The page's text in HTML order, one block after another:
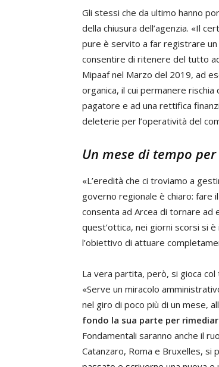
Gli stessi che da ultimo hanno
della chiusura dell’agenzia. «Il
pure è servito a far registrare
consentire di ritenere del tutto
Mipaaf nel Marzo del 2019, ad
organica, il cui permanere
pagatore e ad una rettifica
deleterie per l’operatività del
Un mese di tempo
«L’eredità che ci troviamo a
governo regionale è chiaro: fare
consenta ad Arcea di tornare ad
quest’ottica, nei giorni scorsi si
l’obiettivo di attuare
La vera partita, però, si gioca
«Serve un miracolo
nel giro di poco più di un mese,
fondo la sua parte per
Fondamentali saranno anche il
Catanzaro, Roma e Bruxelles,